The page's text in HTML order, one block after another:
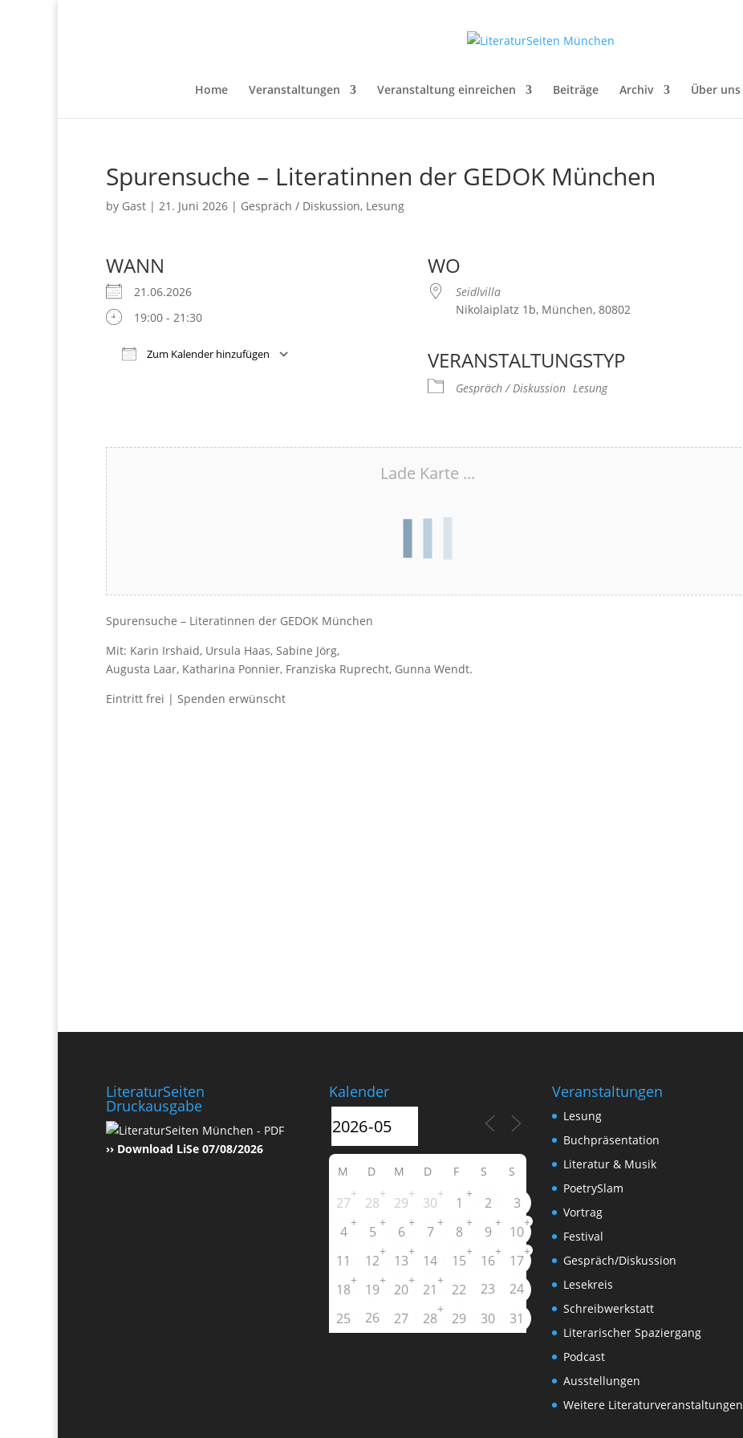
Home Veranstaltungen Veranstaltung einreichen Beiträge Archiv Über uns
Spurensuche – Literatinnen der GEDOK München
by Gast | 21. Juni 2026 | Gespräch / Diskussion, Lesung
WANN
21.06.2026
19:00 - 21:30
Zum Kalender hinzufügen
WO
Seidlvilla
Nikolaiplatz 1b, München, 80802
VERANSTALTUNGSTYP
Gespräch / Diskussion Lesung
Lade Karte ...
Spurensuche – Literatinnen der GEDOK München
Mit: Karin Irshaid, Ursula Haas, Sabine Jörg,
Augusta Laar, Katharina Ponnier, Franziska Ruprecht, Gunna Wendt.
Eintritt frei | Spenden erwünscht
LiteraturSeiten
Druckausgabe
›› Download LiSe 07/08/2026
Kalender
M D M D F S S
27
+
28
+
29
+
30
+
1
+
2
3
4
+
5
+
6
+
7
+
8
+
9
+
10
+
11 12
+
13
+
14 15
+
16
+
17
+
18
+
19
+
20
+
21
+
22 23
24
25
26 27 28
+
29 30 31
Veranstaltungen
Lesung
Buchpräsentation
Literatur & Musik
PoetrySlam
Vortrag
Festival
Gespräch/Diskussion
Lesekreis
Schreibwerkstatt
Literarischer Spaziergang
Podcast
Ausstellungen
Weitere Literaturveranstaltungen